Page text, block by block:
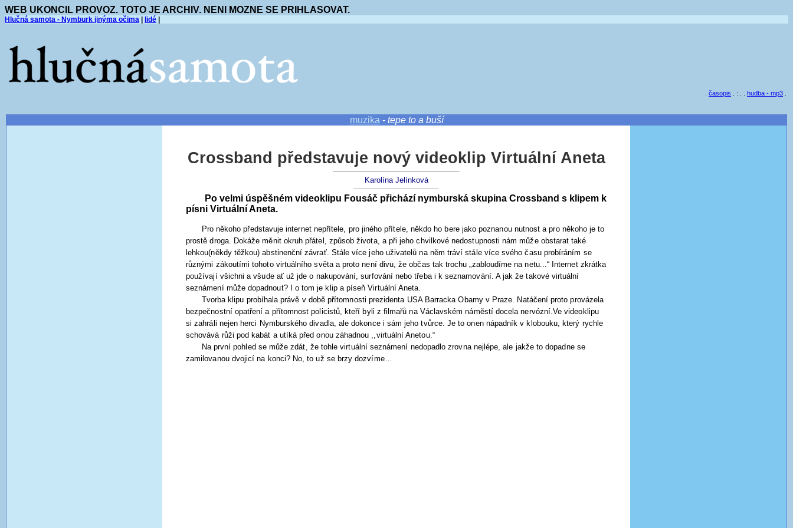
WEB UKONCIL PROVOZ. TOTO JE ARCHIV. NENI MOZNE SE PRIHLASOVAT.
Hlučná samota - Nymburk jinýma očima lidé
časopis . : . . hudba - mp3
muzika - tepe to a buší
Crossband představuje nový videoklip Virtuální Aneta
Karolína Jelínková
Po velmi úspěšném videoklipu Fousáč přichází nymburská skupina Crossband s klipem k
písni Virtuální Aneta.
Pro někoho představuje internet nepřítele, pro jiného přítele, někdo ho bere jako poznanou nutnost a pro někoho je to
prostě droga. Dokáže měnit okruh přátel, způsob života, a při jeho chvilkové nedostupnosti nám může obstarat také
lehkou(někdy těžkou) abstinenční závrať. Stále více jeho uživatelů na něm tráví stále více svého času probíráním se
různými zákoutími tohoto virtuálního světa a proto není divu, že občas tak trochu „zabloudíme na netu...“ Internet zkrátka
používají všichni a všude ať už jde o nakupování, surfování nebo třeba i k seznamování. A jak že takové virtuální
seznámení může dopadnout? I o tom je klip a píseň Virtuální Aneta.
Tvorba klipu probíhala právě v době přítomnosti prezidenta USA Barracka Obamy v Praze. Natáčení proto provázela
bezpečnostní opatření a přítomnost policistů, kteří byli z filmařů na Václavském náměstí docela nervózní.Ve videoklipu
si zahráli nejen herci Nymburského divadla, ale dokonce i sám jeho tvůrce. Je to onen nápadník v klobouku, který rychle
schovává růži pod kabát a utíká před onou záhadnou ,,virtuální Anetou.“
Na první pohled se může zdát, že tohle virtuální seznámení nedopadlo zrovna nejlépe, ale jakže to dopadne se
zamilovanou dvojicí na konci? No, to už se brzy dozvíme…